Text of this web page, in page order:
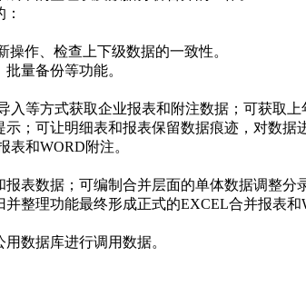
作、检查上下级数据的一致性。
量备份等功能。
等方式获取企业报表和附注数据；可获取上
；可让明细表和报表保留数据痕迹，对数据
和WORD附注。
表数据；可编制合并层面的单体数据调整分
整理功能最终形成正式的EXCEL合并报表和
数据库进行调用数据。